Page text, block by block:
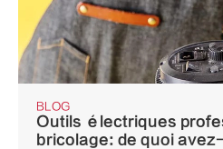
BLOG
Outils électriques
bricolage: de quoi